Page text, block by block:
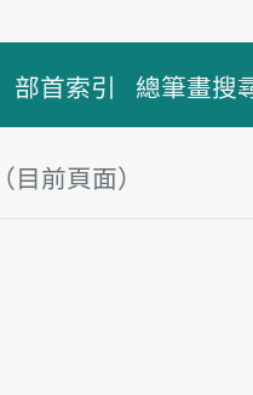
部首索引 總筆畫搜
前頁面）